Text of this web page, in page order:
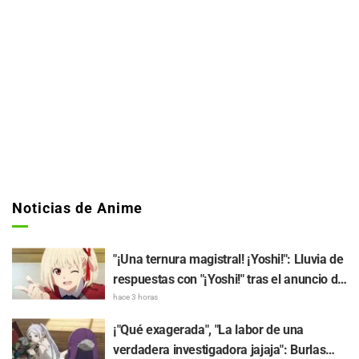
Noticias de Anime
"¡Una ternura magistral! ¡Yoshi!": Lluvia de
respuestas con "¡Yoshi!" tras el anuncio de
la colaboración entre "Lycoris Recoil" y
hace 3 horas
¡"Qué exagerada", "La labor de una
verdadera investigadora jajaja": Burlas